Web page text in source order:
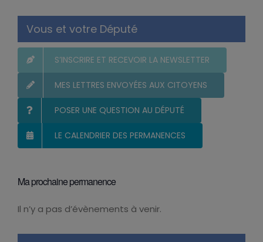
Vous et votre Député
S’INSCRIRE ET RECEVOIR LA NEWSLETTER
MES LETTRES ENVOYÉES AUX CITOYENS
POSER UNE QUESTION AU DÉPUTÉ
LE CALENDRIER DES PERMANENCES
Ma prochaine permanence
Notice
Il n’y a pas d’évènements à venir.